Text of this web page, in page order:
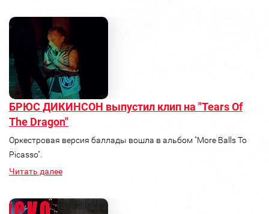
БРЮС ДИКИНСОН выпустил клип на "Tears Of
The Dragon"
Оркестровая версия баллады вошла в альбом "More Balls To
Picasso".
Читать далее